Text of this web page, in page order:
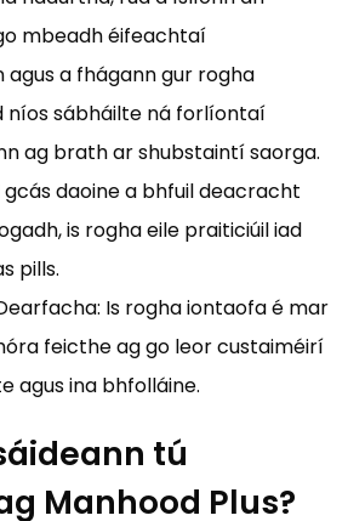
mbeadh éifeachtaí
a fhágann gur rogha
níos sábháilte ná forlíontaí
ag brath ar shubstaintí saorga.
gcás daoine a bhfuil deacracht
is rogha eile praiticiúil iad
pills.
Is rogha iontaofa é mar
feicthe ag go leor custaiméirí
agus ina bhfolláine.
tú
Manhood Plus?